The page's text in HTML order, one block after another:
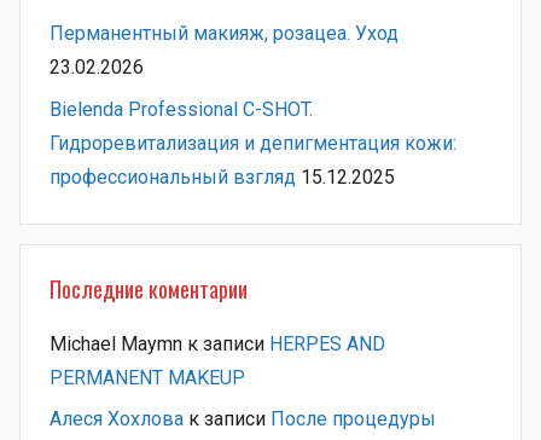
Перманентный макияж, розацеа. Уход
23.02.2026
Bielenda Professional C-SHOT.
Гидроревитализация и депигментация кожи:
профессиональный взгляд 15.12.2025
Последние коментарии
Michael Maymn к записи HERPES AND
PERMANENT MAKEUP
Алеся Хохлова к записи После процедуры